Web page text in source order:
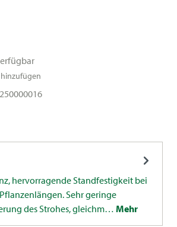
250000016
hervorragende Standfestigkeit bei
Sehr geringe
des Strohes, gleichm… Mehr